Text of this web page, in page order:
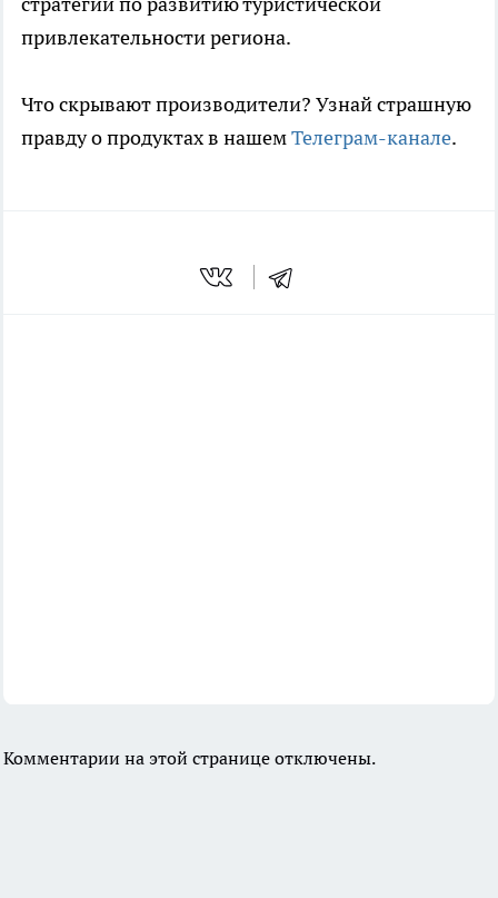
привлекательности региона.
Что скрывают производители? Узнай страшную
правду о продуктах в нашемТелеграм-канале.
Комментарии на этой странице отключены.